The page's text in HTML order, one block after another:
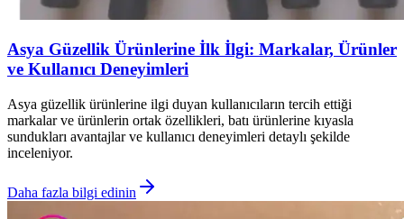
Asya Güzellik Ürünlerine İlk İlgi: Markalar, Ürünler
ve Kullanıcı Deneyimleri
Asya güzellik ürünlerine ilgi duyan kullanıcıların tercih ettiği
markalar ve ürünlerin ortak özellikleri, batı ürünlerine kıyasla
sundukları avantajlar ve kullanıcı deneyimleri detaylı şekilde
inceleniyor.
Daha fazla bilgi edinin